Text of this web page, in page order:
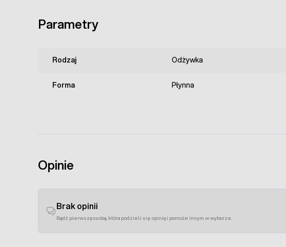
Parametry
Rodzaj Odżywka
Forma Płynna
Opinie
Brak opinii
Bądź pierwszą osobą, która podzieli się opinią i pomoże innym w wyborze.